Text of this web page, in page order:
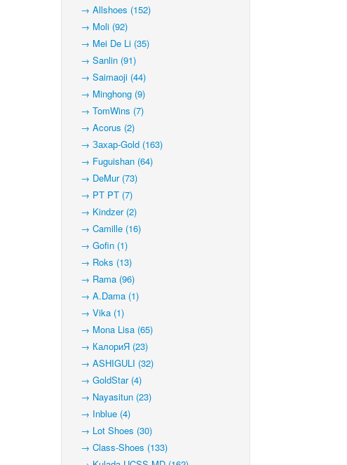
→ Allshoes (152)
→ Moli (92)
→ Mei De Li (35)
→ Sanlin (91)
→ Saimaoji (44)
→ Minghong (9)
→ TomWins (7)
→ Acorus (2)
→ Захар-Gold (163)
→ Fuguishan (64)
→ DeMur (73)
→ PT PT (7)
→ Kindzer (2)
→ Camille (16)
→ Gofin (1)
→ Roks (13)
→ Rama (96)
→ A.Dama (1)
→ Vika (1)
→ Mona Lisa (65)
→ КалориЯ (23)
→ ASHIGULI (32)
→ GoldStar (4)
→ Nayasitun (23)
→ Inblue (4)
→ Lot Shoes (30)
→ Class-Shoes (133)